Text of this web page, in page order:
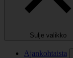
Sulje valikko
Ajankohtaista